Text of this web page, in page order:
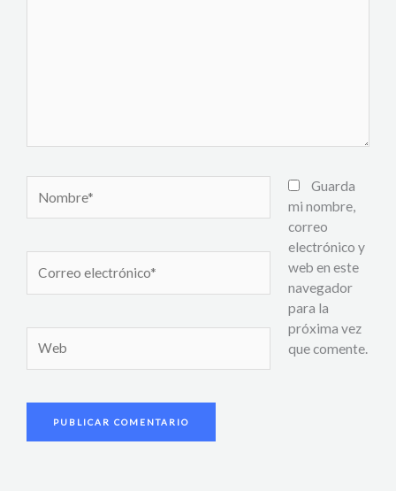
electrónico*
Guarda
mi nombre,
correo
electrónico y
web en este
navegador
para la
próxima vez
que comente.